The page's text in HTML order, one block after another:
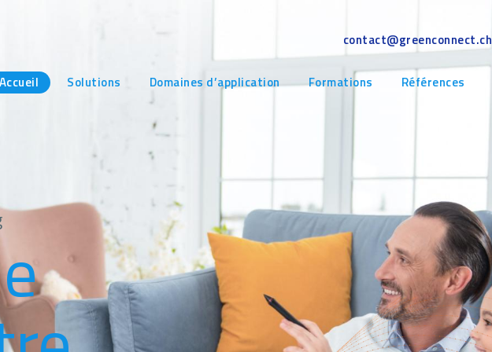
contact@greenconnect.ch
Accueil Solutions Domaines d’application Formations Références